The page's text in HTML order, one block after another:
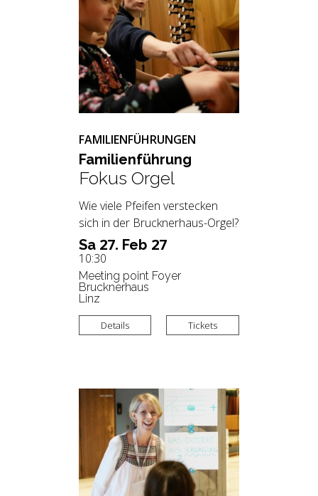
Sa 27. Feb 27
10:30
Meeting point Foyer
Brucknerhaus
Linz
FAMILIENFÜHRUNGEN
Fa­mi­li­en­füh­rung
Fokus Orgel
Wie viele Pfeifen verstecken
sich in der Brucknerhaus-Orgel?
Details Tickets